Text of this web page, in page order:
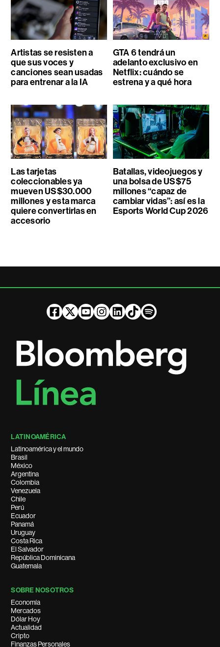
Artistas se resisten a
que sus voces y
canciones sean usadas
para entrenar a la IA
GTA 6 tendrá un
adelanto exclusivo en
Netflix: cuándo se
estrena y a qué hora
Las tarjetas
coleccionables ya
mueven US$30.000
millones y esta marca
quiere convertirlas en
accesorio
Batallas, videojuegos y
una bolsa de US$75
millones “capaz de
cambiar vidas”: así es la
Esports World Cup 2026
LATINOAMÉRICA
Latinoamérica y el mundo
Brasil
México
Argentina
Colombia
Venezuela
Chile
Perú
Ecuador
Panamá
Uruguay
Costa Rica
El Salvador
República Dominicana
Guatemala
SOBRE NOSOTROS
Economía
Mercados
Dólar Hoy
Actualidad
Cripto
Finanzas Personales